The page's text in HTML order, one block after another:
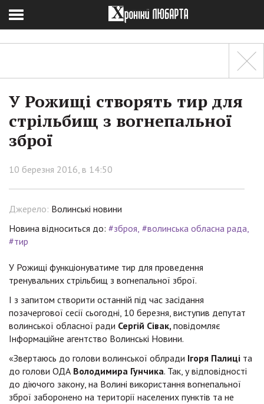
У Рожищі створять тир для
стрільбищ з вогнепальної
зброї
10 березня 2016, в 14:50
Джерело: Волинські новини
Новина відноситься до: #зброя #волинська обласна рада
#тир
У Рожищі функціонуватиме тир для проведення
тренувальних стрільбищ з вогнепальної зброї.
І з запитом створити останній під час засідання
позачергової сесії сьогодні, 10 березня, виступив депутат
волинської обласної ради Сергій Сівак, повідомляє
Інформаційне агентство Волинські Новини.
«Звертаюсь до голови волинської облради Ігоря Палиці та
до голови ОДА Володимира Гунчика. Так, у відповідності
до діючого закону, на Волині використання вогнепальної
зброї заборонено на території населених пунктів та не